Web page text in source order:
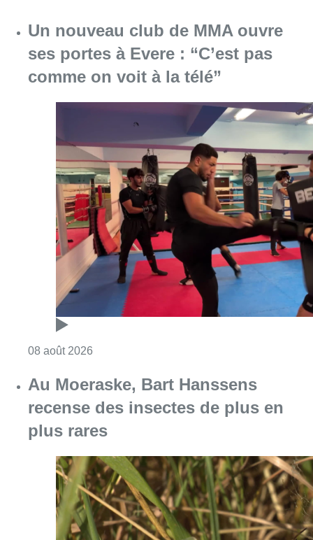
08 août 2026Consulter l'article "Un nouveau club de
Au Moeraske, Bart Hanssens
recense des insectes de plus en
plus rares
08 août 2026Consulter l'article "Au Moeraske, Bart